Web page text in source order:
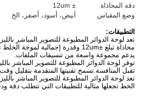
دقة المحاذاة
± 12um
وضع المقياس
أبيض، أسود، أصفر، الخ.
التطبيقات:
يدعم مجموعة واسعة من تنسيقات الملفات.
تقبل المنافسة.تسمح تقنيتها المتقدمة بتقليل
الخط تجعلها مثالية للتطبيقات التي تتطلب دقة